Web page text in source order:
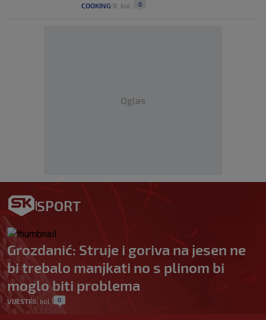
COOKING 8. kol. 0
Oglas
SPORT
Grozdanić: Struje i goriva na jesen ne
bi trebalo manjkati no s plinom bi
moglo biti problema
VIJESTI 8. kol. 0